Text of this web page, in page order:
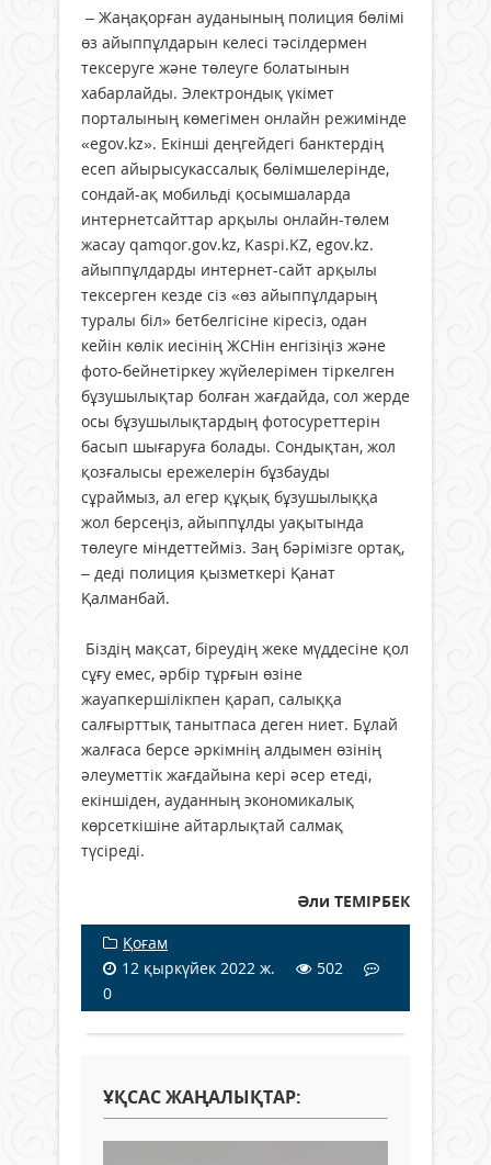
– Жаңақорған ауданының полиция бөлімі
өз айыппұлдарын келесі тәсілдермен
тексеруге және төлеуге болатынын
хабарлайды. Электрондық үкімет
порталының көмегімен онлайн режимінде
«egov.kz». Екінші деңгейдегі банктердің
есеп айырысукассалық бөлімшелерінде,
сондай-ақ мобильді қосымшаларда
интернетсайттар арқылы онлайн-төлем
жасау qamqor.gov.kz, Kaspi.KZ, egov.kz.
айыппұлдарды интернет-сайт арқылы
тексерген кезде сіз «өз айыппұлдарың
туралы біл» бетбелгісіне кіресіз, одан
кейін көлік иесінің ЖСНін енгізіңіз және
фото-бейнетіркеу жүйелерімен тіркелген
бұзушылықтар болған жағдайда, сол жерде
осы бұзушылықтардың фотосуреттерін
басып шығаруға болады. Сондықтан, жол
қозғалысы ережелерін бұзбауды
сұраймыз, ал егер құқық бұзушылыққа
жол берсеңіз, айыппұлды уақытында
төлеуге міндеттейміз. Заң бәрімізге ортақ,
– деді полиция қызметкері Қанат
Қалманбай.
Біздің мақсат, біреудің жеке мүддесіне қол
сұғу емес, әрбір тұрғын өзіне
жауапкершілікпен қарап, салыққа
салғырттық танытпаса деген ниет. Бұлай
жалғаса берсе әркімнің алдымен өзінің
әлеуметтік жағдайына кері әсер етеді,
екіншіден, ауданның экономикалық
көрсеткішіне айтарлықтай салмақ
түсіреді.
Әли ТЕМІРБЕК
Қоғам
12 қыркүйек 2022 ж.
502
0
ҰҚСАС ЖАҢАЛЫҚТАР: